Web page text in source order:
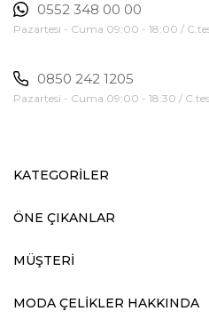
0552 348 00 00
Pazartesi - Cuma 09:00 - 18:00 /
0850 242 1205
Pazartesi - Cuma 09:00 - 18:30 /
KATEGORİLER
ÖNE ÇIKANLAR
MÜŞTERİ
MODA ÇELİKLER HAKKINDA